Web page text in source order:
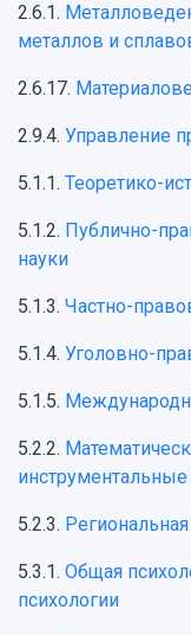
2.6.1.
металлов и
2.6.17.
2.9.4. Управление
5.1.1. Теоретико-
5.1.2. Публично-
науки
5.1.3. Частно-
5.1.4. Уголовно-
5.1.5.
5.2.2.
5.2.3.
5.3.1. Общая
психологии